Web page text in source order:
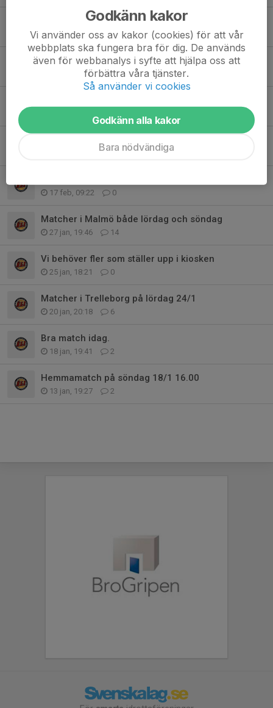
Match i Lomma på lördag 14/3.
10 mar, 19:36 1
Göteborgsfestivalen, betalning.
9 mar, 15:17 1
13
17 feb, 09:22 0
Matcher i Malmö både lördag och söndag
27 jan, 19:46 14
Vi behöver fler som ställer upp i kiosken
25 jan, 18:21 0
Matcher i Trelleborg på lördag 24/1
20 jan, 20:18 6
Bra match idag.
18 jan, 19:41 2
Hemmamatch på söndag 18/1 16.00
13 jan, 19:27 2
Godkänn kakor
Vi använder oss av kakor (cookies) för att vår
webbplats ska fungera bra för dig. De används
även för webbanalys i syfte att hjälpa oss att
förbättra våra tjänster.
Så använder vi cookies
Godkänn alla kakor
Bara nödvändiga